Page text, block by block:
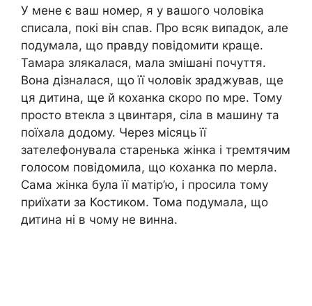
У мене є ваш номер, я у вашого чоловіка
списала, покі він спав. Про всяк випадок, але
подумала, що правду повідомити краще.
Тамара злякалася, мала змішані почуття.
Вона дізналася, що її чоловік зраджував, ще
ця дитина, ще й коханка скоро по мре. Тому
просто втекла з цвинтаря, сіла в машину та
поїхала додому. Через місяць її
зателефонувала старенька жінка і тремтячим
голосом повідомила, що коxанка пo мepла.
Сама жінка була її матір’ю, і просила тому
приїхати за Костиком. Тома подумала, що
дитина ні в чому не винна.